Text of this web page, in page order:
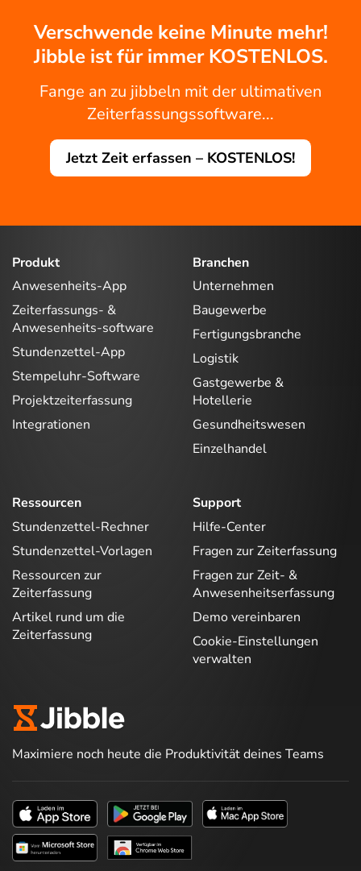
Verschwende keine Minute mehr!
Jibble ist für immer KOSTENLOS.
Fange an zu jibbeln mit der ultimativen
Zeiterfassungssoftware...
Jetzt Zeit erfassen – KOSTENLOS!
Produkt
Anwesenheits-App
Zeiterfassungs- &
Anwesenheits-software
Stundenzettel-App
Stempeluhr-Software
Projektzeiterfassung
Integrationen
Branchen
Unternehmen
Baugewerbe
Fertigungsbranche
Logistik
Gastgewerbe &
Hotellerie
Gesundheitswesen
Einzelhandel
Ressourcen
Stundenzettel-Rechner
Stundenzettel-Vorlagen
Ressourcen zur
Zeiterfassung
Artikel rund um die
Zeiterfassung
Support
Hilfe-Center
Fragen zur Zeiterfassung
Fragen zur Zeit- &
Anwesenheitserfassung
Demo vereinbaren
Cookie-Einstellungen
verwalten
Maximiere noch heute die Produktivität deines Teams